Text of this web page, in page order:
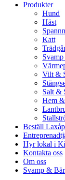
Produkter
Hund
Häst
Katt
Vilt &
Salt &
Hem
Beställ
Hyr lokal i
Kontakta oss
Om oss
Svamp & Bär